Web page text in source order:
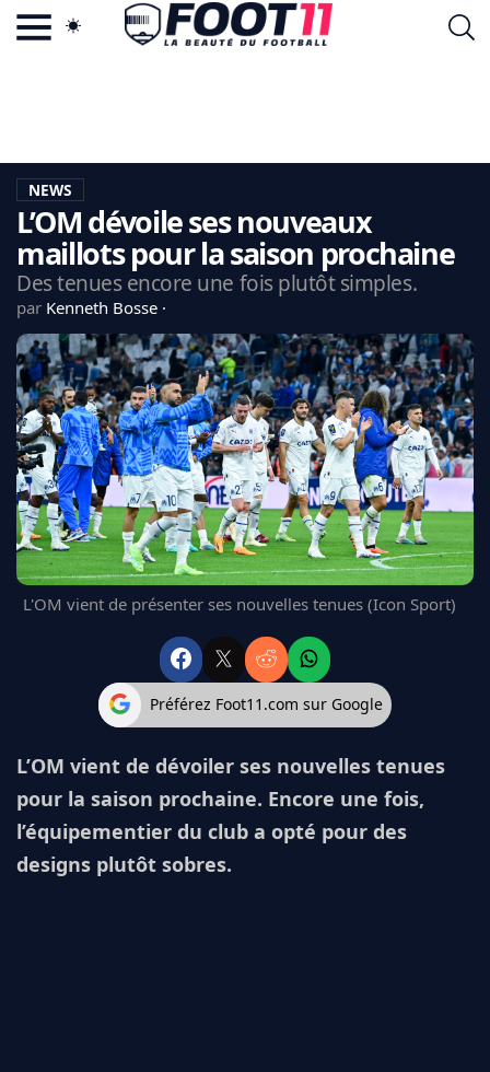
LA CHARTE
VIE PRIVÉE
CGU
CONTACTEZ-NOUS
MERCATO
CDM 2026
EDF
PSG
LIGUE 1
REAL MADRID
FC BARCELONE
MANCHESTER UNITED
CHELSEA
NEWS
L’OM dévoile ses nouveaux
maillots pour la saison prochaine
Des tenues encore une fois plutôt simples.
par Kenneth Bosse
L'OM vient de présenter ses nouvelles tenues (Icon Sport)
Préférez Foot11.com sur Google
L’OM vient de dévoiler ses nouvelles tenues
pour la saison prochaine. Encore une fois,
l’équipementier du club a opté pour des
designs plutôt sobres.